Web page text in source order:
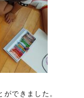
できました。